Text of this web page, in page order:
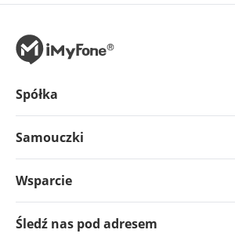
Spółka
Samouczki
Wsparcie
Śledź nas pod adresem